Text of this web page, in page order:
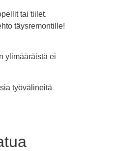
tai tiilet.
täysremontille!
ylimääräistä ei
työvälineitä